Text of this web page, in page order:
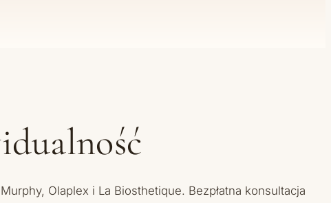
Olaplex i La Biosthetique. Bezpłatna konsultacja